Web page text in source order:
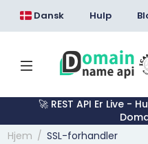
Dansk Hulp
🚀 REST API Er Live -
Hjem
SSL-forhandler